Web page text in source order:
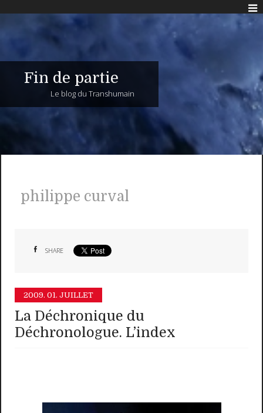
Fin de partie
Le blog du Transhumain
philippe curval
SHARE
2009. 01. JUILLET
La Déchronique du
Déchronologue. L’index